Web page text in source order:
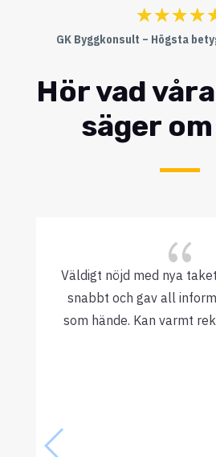
☆☆☆☆
GK Byggkonsult – Högsta
Hör vad
säger
{
Väldigt nöjd med nya
snabbt och gav all
som hände. Kan varmt